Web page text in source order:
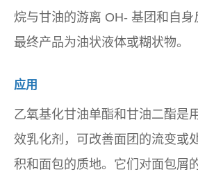
烷与甘油的游离 OH- 基团和自身
最终产品为油状液体或糊状物。
应用
乙氧基化甘油单酯和甘油二酯是
效乳化剂，可改善面团的流变或
积和面包的质地。它们对面包屑